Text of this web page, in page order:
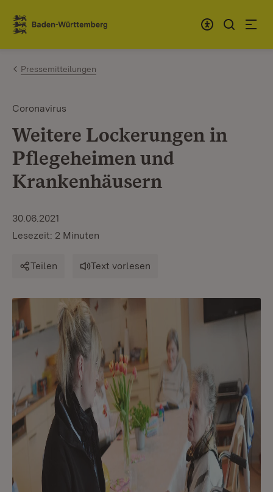
Zum Inhalt springen
Link zur Startseite
Pressemitteilungen
Coronavirus
Weitere Lockerungen in
Pflegeheimen und
Krankenhäusern
30.06.2021
Lesezeit: 2 Minuten
Teilen Text vorlesen